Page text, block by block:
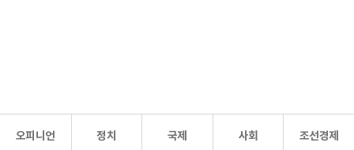
오피니언 정치 국제 사회 조선경제